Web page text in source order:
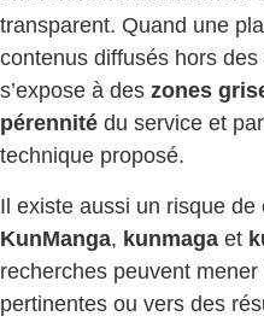
transparent. Quand une
contenus diffusés hors
s’expose à des zones
pérennité du service et
technique proposé.
Il existe aussi un risque de
KunManga, kunmaga et
recherches peuvent
pertinentes ou vers des